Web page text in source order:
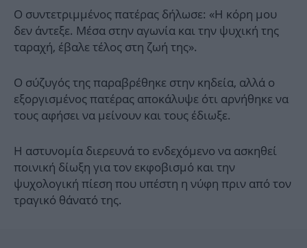
Ο συντετριμμένος πατέρας δήλωσε: «Η κόρη μου
δεν άντεξε. Μέσα στην αγωνία και την ψυχική της
ταραχή, έβαλε τέλος στη ζωή της».
Ο σύζυγός της παραβρέθηκε στην κηδεία, αλλά ο
εξοργισμένος πατέρας αποκάλυψε ότι αρνήθηκε να
τους αφήσει να μείνουν και τους έδιωξε.
Η αστυνομία διερευνά το ενδεχόμενο να ασκηθεί
ποινική δίωξη για τον εκφοβισμό και την
ψυχολογική πίεση που υπέστη η νύφη πριν από τον
τραγικό θάνατό της.